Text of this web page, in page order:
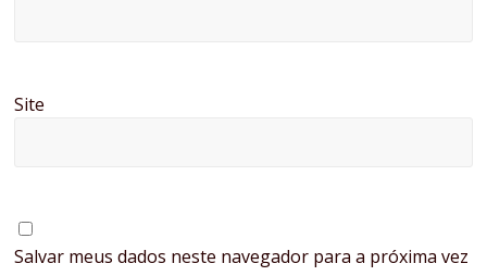
Site
Salvar meus dados neste navegador para a próxima vez